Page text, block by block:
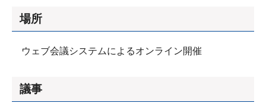
場所
ウェブ会議システムによるオンライン開催
議事